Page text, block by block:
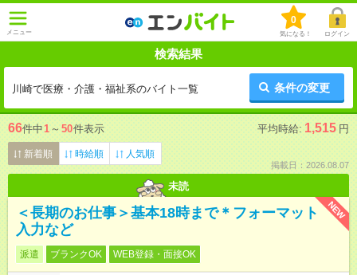
メニュー
0
気になる！ ログイン
検索結果
川崎で医療・介護・福祉系のバイト一覧 条件の変更
66件中1 ～ 50件表示 平均時給: 1,515 円
新着順 時給順 人気順
掲載日：2026.08.07
未読
NEW
＜長期のお仕事＞基本18時まで＊フォーマット
入力など
派遣 ブランクOK WEB登録・面接OK